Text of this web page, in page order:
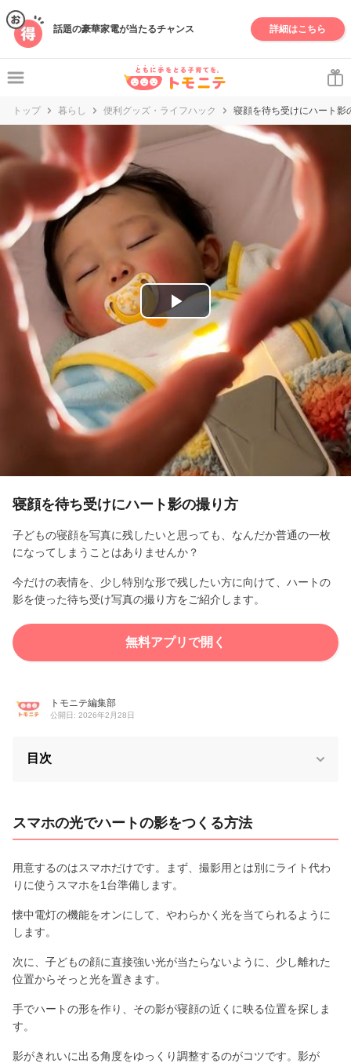
話題の豪華家電が当たるチャンス 詳細はこちら
トップ 暮らし 便利グッズ・ライフハック 寝顔を待ち受けにハート影
P
l
a
V
i
d
e
o
寝顔を待ち受けにハート影の撮り方
子どもの寝顔を写真に残したいと思っても、なんだか普通の一枚
になってしまうことはありませんか？
今だけの表情を、少し特別な形で残したい方に向けて、ハートの
影を使った待ち受け写真の撮り方をご紹介します。
無料アプリで開く
トモニテ編集部
公開日: 2026年2月28日
目次
スマホの光でハートの影をつくる方法
用意するのはスマホだけです。まず、撮影用とは別にライト代わ
りに使うスマホを1台準備します。
懐中電灯の機能をオンにして、やわらかく光を当てられるように
します。
次に、子どもの顔に直接強い光が当たらないように、少し離れた
位置からそっと光を置きます。
手でハートの形を作り、その影が寝顔の近くに映る位置を探しま
す。
影がきれいに出る角度をゆっくり調整するのがコツです。影が